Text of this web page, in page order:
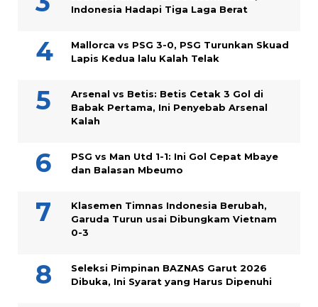
Indonesia Hadapi Tiga Laga Berat
Mallorca vs PSG 3-0, PSG Turunkan Skuad
Lapis Kedua lalu Kalah Telak
Arsenal vs Betis: Betis Cetak 3 Gol di
Babak Pertama, Ini Penyebab Arsenal
Kalah
PSG vs Man Utd 1-1: Ini Gol Cepat Mbaye
dan Balasan Mbeumo
Klasemen Timnas Indonesia Berubah,
Garuda Turun usai Dibungkam Vietnam
0-3
Seleksi Pimpinan BAZNAS Garut 2026
Dibuka, Ini Syarat yang Harus Dipenuhi